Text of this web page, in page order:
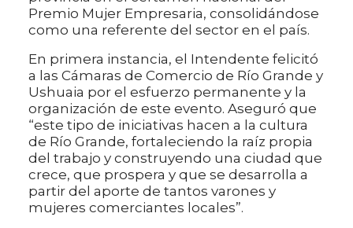
Premio Mujer Empresaria, consolidándose
como una referente del sector en el país.
En primera instancia, el Intendente felicitó
a las Cámaras de Comercio de Río Grande y
Ushuaia por el esfuerzo permanente y la
organización de este evento. Aseguró que
“este tipo de iniciativas hacen a la cultura
de Río Grande, fortaleciendo la raíz propia
del trabajo y construyendo una ciudad que
crece, que prospera y que se desarrolla a
partir del aporte de tantos varones y
mujeres comerciantes locales”.